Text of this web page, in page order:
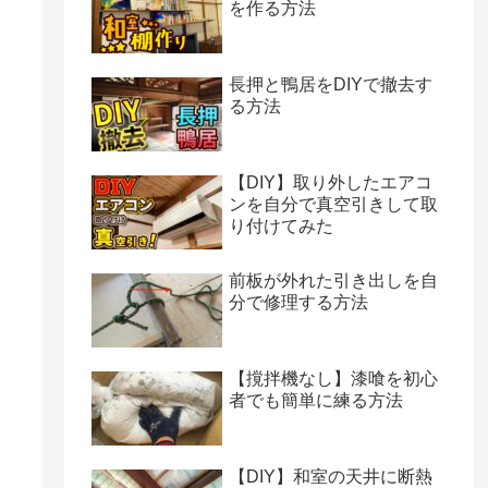
を作る方法
長押と鴨居をDIYで撤去す
る方法
【DIY】取り外したエアコ
ンを自分で真空引きして取
り付けてみた
前板が外れた引き出しを自
分で修理する方法
【撹拌機なし】漆喰を初心
者でも簡単に練る方法
【DIY】和室の天井に断熱